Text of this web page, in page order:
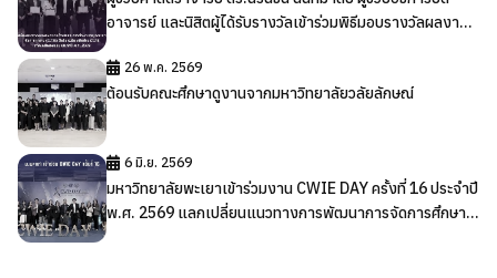
อาจารย์ และนิสิตผู้ได้รับรางวัลเข้าร่วมพิธีมอบรางวัลผลงาน
(CWIE) ดีเด่น ระดับเครือข่าย CWIE ภาคเหนือตอนบน ประจำ
ปี พ.ศ. 2569
26 พ.ค. 2569
ต้อนรับคณะศึกษาดูงานจากมหาวิทยาลัยวลัยลักษณ์
6 มิ.ย. 2569
มหาวิทยาลัยพะเยาเข้าร่วมงาน CWIE DAY ครั้งที่ 16 ประจำปี
พ.ศ. 2569 แลกเปลี่ยนแนวทางการพัฒนาการจัดการศึกษา